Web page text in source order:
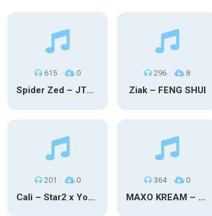
615 0
Spider Zed – JTM OU TG
296 8
Ziak – FENG SHUI
201 0
Cali – Star2 x Young Henny
364 0
MAXO KREAM – 6 MONTHS CLEAN